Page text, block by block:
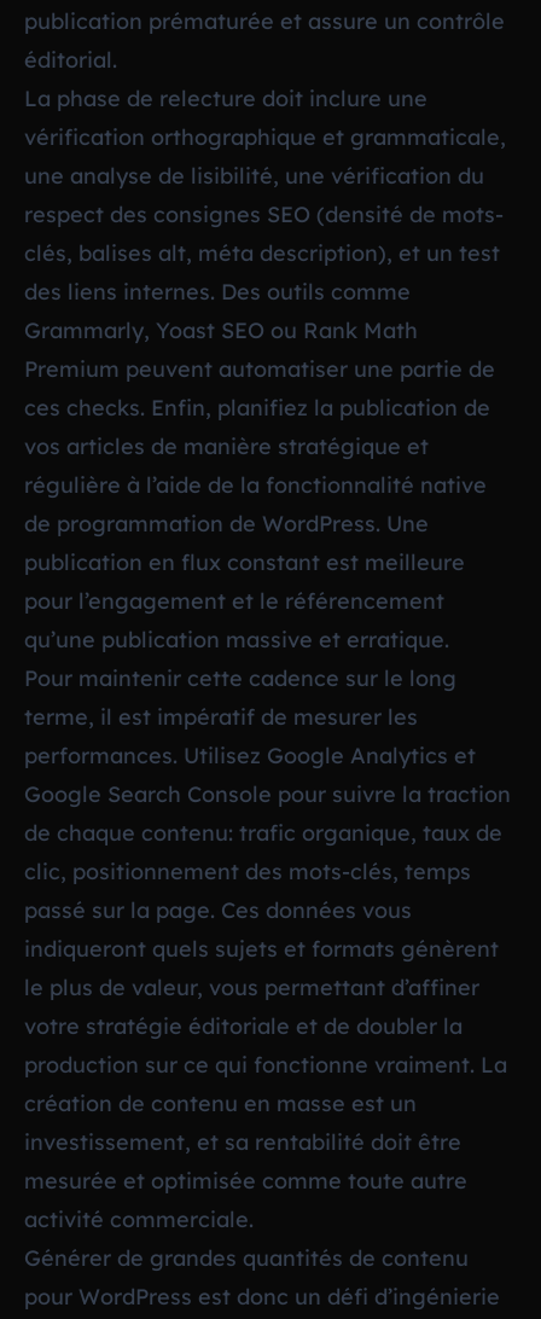
publication prématurée et assure un contrôle
éditorial.
La phase de relecture doit inclure une
vérification orthographique et grammaticale,
une analyse de lisibilité, une vérification du
respect des consignes SEO (densité de mots-
clés, balises alt, méta description), et un test
des liens internes. Des outils comme
Grammarly, Yoast SEO ou Rank Math
Premium peuvent automatiser une partie de
ces checks. Enfin, planifiez la publication de
vos articles de manière stratégique et
régulière à l’aide de la fonctionnalité native
de programmation de WordPress. Une
publication en flux constant est meilleure
pour l’engagement et le référencement
qu’une publication massive et erratique.
Pour maintenir cette cadence sur le long
terme, il est impératif de mesurer les
performances. Utilisez Google Analytics et
Google Search Console pour suivre la traction
de chaque contenu: trafic organique, taux de
clic, positionnement des mots-clés, temps
passé sur la page. Ces données vous
indiqueront quels sujets et formats génèrent
le plus de valeur, vous permettant d’affiner
votre stratégie éditoriale et de doubler la
production sur ce qui fonctionne vraiment. La
création de contenu en masse est un
investissement, et sa rentabilité doit être
mesurée et optimisée comme toute autre
activité commerciale.
Générer de grandes quantités de contenu
pour WordPress est donc un défi d’ingénierie